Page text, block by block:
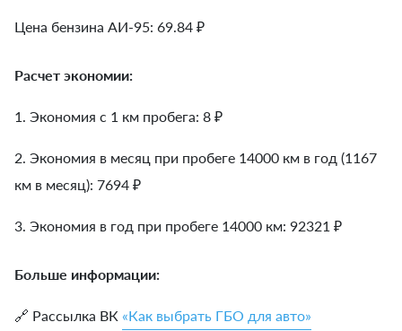
Цена бензина АИ-95: 69.84 ₽
Расчет экономии:
1. Экономия с 1 км пробега: 8 ₽
2. Экономия в месяц при пробеге 14000 км в год (1167
км в месяц): 7694 ₽
3. Экономия в год при пробеге 14000 км: 92321 ₽
Больше информации:
🔗 Рассылка ВК «Как выбрать ГБО для авто»